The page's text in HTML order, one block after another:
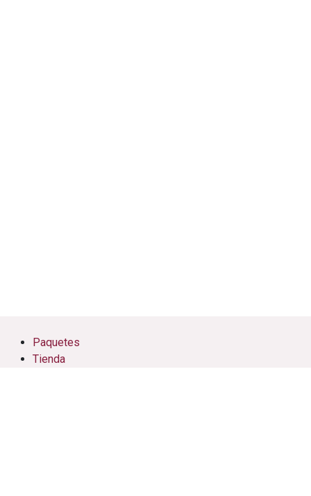
Paquetes
Tienda